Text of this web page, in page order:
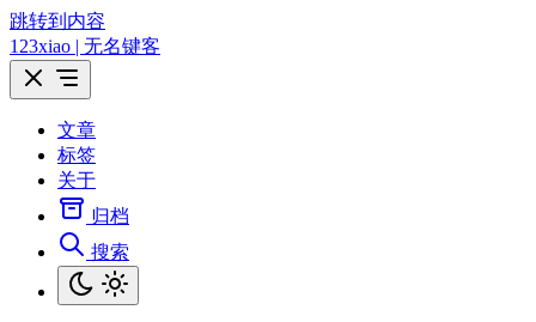
跳转到内容
123xiao | 无名键客
文章
标签
关于
归档
搜索